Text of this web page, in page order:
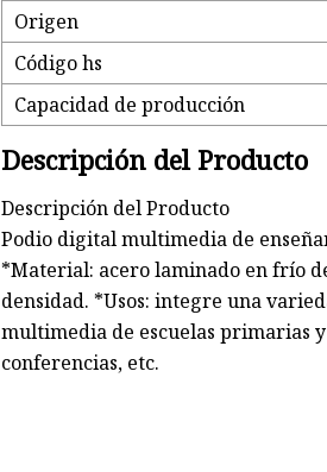
Origen
Código hs
Capacidad de producción
Descripción del Producto
Descripción del Producto
Podio digital multimedia de
*Material: acero laminado en frío
densidad. *Usos: integre una
multimedia de escuelas primarias y
conferencias, etc.